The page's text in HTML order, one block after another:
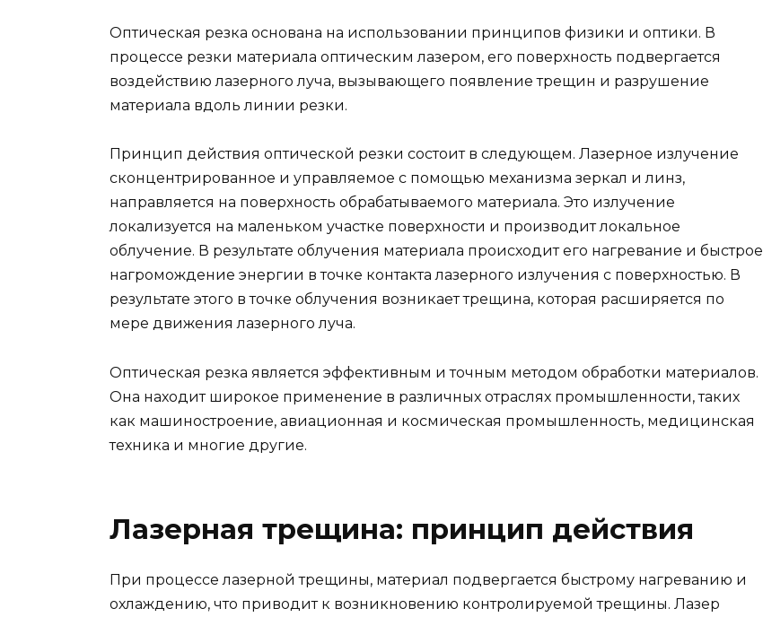
Оптическая резка основана на использовании принципов физики и оптики. В
процессе резки материала оптическим лазером, его поверхность подвергается
воздействию лазерного луча, вызывающего появление трещин и разрушение
материала вдоль линии резки.
Принцип действия оптической резки состоит в следующем. Лазерное излучение
сконцентрированное и управляемое с помощью механизма зеркал и линз,
направляется на поверхность обрабатываемого материала. Это излучение
локализуется на маленьком участке поверхности и производит локальное
облучение. В результате облучения материала происходит его нагревание и быстрое
нагромождение энергии в точке контакта лазерного излучения с поверхностью. В
результате этого в точке облучения возникает трещина, которая расширяется по
мере движения лазерного луча.
Оптическая резка является эффективным и точным методом обработки материалов.
Она находит широкое применение в различных отраслях промышленности, таких
как машиностроение, авиационная и космическая промышленность, медицинская
техника и многие другие.
Лазерная трещина: принцип действия
При процессе лазерной трещины, материал подвергается быстрому нагреванию и
охлаждению, что приводит к возникновению контролируемой трещины. Лазер